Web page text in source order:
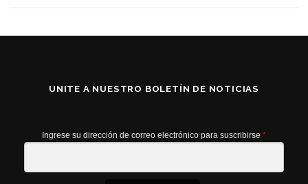
UNITE A NUESTRO BOLETÍN DE NOTICIAS
Ingrese su dirección de correo electrónico para suscribirse *